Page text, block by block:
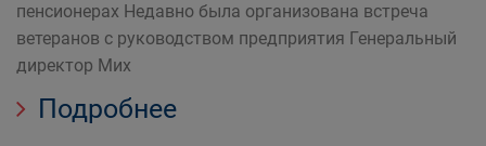
пенсионерах Недавно была организована встреча
ветеранов с руководством предприятия Генеральный
директор Мих
Подробнее